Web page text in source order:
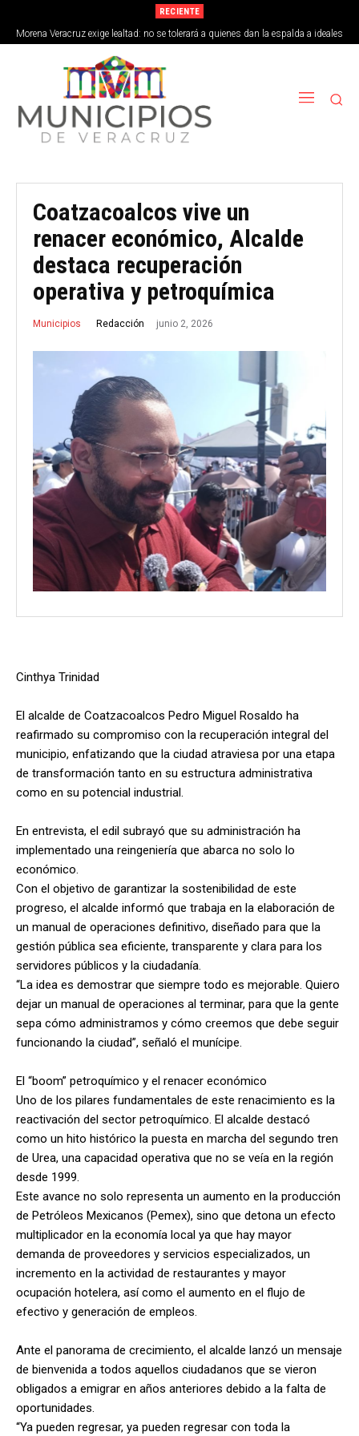
RECIENTE
Morena Veracruz exige lealtad: no se tolerará a quienes dan la espalda a ideales
de la 4T
Coatzacoalcos vive un
renacer económico, Alcalde
destaca recuperación
operativa y petroquímica
Municipios Redacción junio 2, 2026
Cinthya Trinidad
El alcalde de Coatzacoalcos Pedro Miguel Rosaldo ha
reafirmado su compromiso con la recuperación integral del
municipio, enfatizando que la ciudad atraviesa por una etapa
de transformación tanto en su estructura administrativa
como en su potencial industrial.
En entrevista, el edil subrayó que su administración ha
implementado una reingeniería que abarca no solo lo
económico.
Con el objetivo de garantizar la sostenibilidad de este
progreso, el alcalde informó que trabaja en la elaboración de
un manual de operaciones definitivo, diseñado para que la
gestión pública sea eficiente, transparente y clara para los
servidores públicos y la ciudadanía.
“La idea es demostrar que siempre todo es mejorable. Quiero
dejar un manual de operaciones al terminar, para que la gente
sepa cómo administramos y cómo creemos que debe seguir
funcionando la ciudad”, señaló el munícipe.
El “boom” petroquímico y el renacer económico
Uno de los pilares fundamentales de este renacimiento es la
reactivación del sector petroquímico. El alcalde destacó
como un hito histórico la puesta en marcha del segundo tren
de Urea, una capacidad operativa que no se veía en la región
desde 1999.
Este avance no solo representa un aumento en la producción
de Petróleos Mexicanos (Pemex), sino que detona un efecto
multiplicador en la economía local ya que hay mayor
demanda de proveedores y servicios especializados, un
incremento en la actividad de restaurantes y mayor
ocupación hotelera, así como el aumento en el flujo de
efectivo y generación de empleos.
Ante el panorama de crecimiento, el alcalde lanzó un mensaje
de bienvenida a todos aquellos ciudadanos que se vieron
obligados a emigrar en años anteriores debido a la falta de
oportunidades.
“Ya pueden regresar, ya pueden regresar con toda la